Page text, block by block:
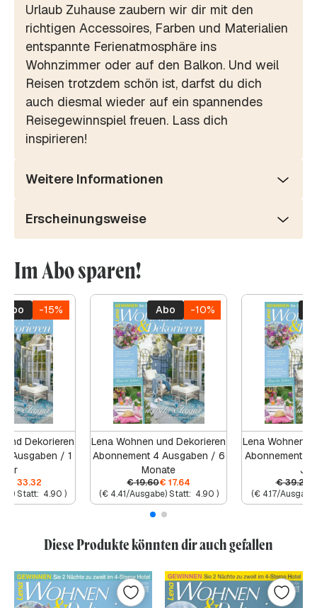
Urlaub Zuhause zaubern wir dir mit den
richtigen Accessoires, Farben und Materialien
entspannte Ferienatmosphäre ins
Wohnzimmer oder auf den Balkon. Und weil
Reisen trotzdem schön ist, darfst du dich
auch diesmal wieder auf ein spannendes
Reisegewinnspiel freuen. Lass dich
inspirieren!
Weitere Informationen
Erscheinungsweise
Im Abo sparen!
Abo -15%
und Dekorieren
Ausgaben / 1
33.32
Statt: 4.90 )
Abo -10%
Lena Wohnen und Dekorieren
Abonnement 4 Ausgaben / 6
Monate
€19.60€ 17.64
(€4.41/Ausgabe) Statt: 4.90 )
Lena Wohnen
Abonnement 8
€39.20
(€4.17/
Diese Produkte könnten dir auch gefallen